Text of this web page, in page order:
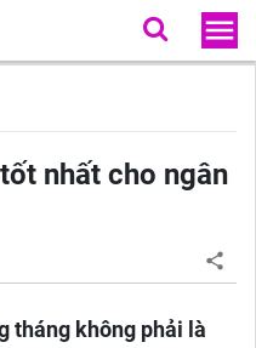
nhất cho ngân
tháng không phải là